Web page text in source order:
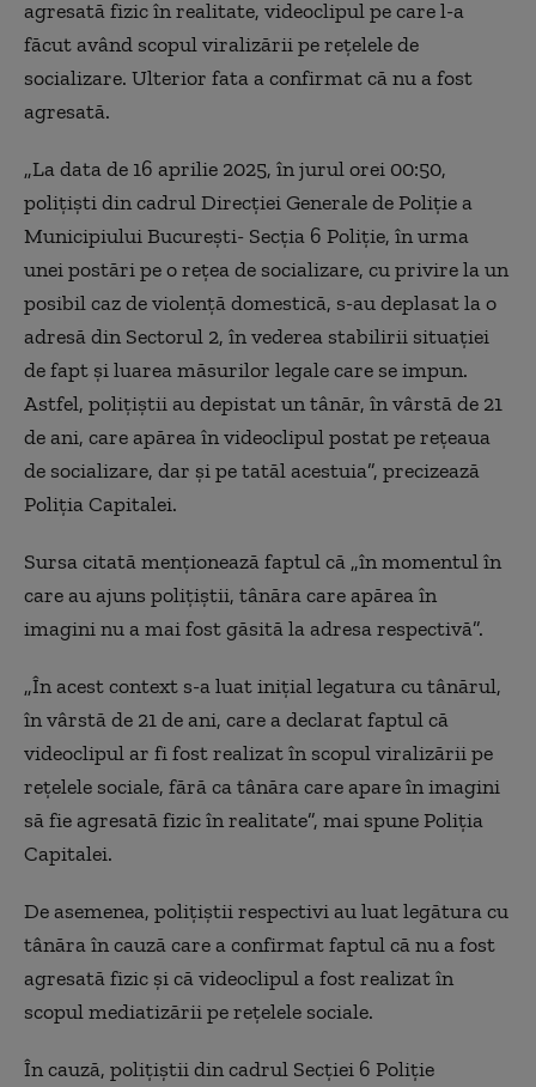
agresată fizic în realitate, videoclipul pe care l-a
făcut având scopul viralizării pe rețelele de
socializare. Ulterior fata a confirmat că nu a fost
agresată.
„La data de 16 aprilie 2025, în jurul orei 00:50,
polițiști din cadrul Direcției Generale de Poliție a
Municipiului București- Secția 6 Poliție, în urma
unei postări pe o rețea de socializare, cu privire la un
posibil caz de violență domestică, s-au deplasat la o
adresă din Sectorul 2, în vederea stabilirii situației
de fapt și luarea măsurilor legale care se impun.
Astfel, polițiștii au depistat un tânăr, în vârstă de 21
de ani, care apărea în videoclipul postat pe rețeaua
de socializare, dar și pe tatăl acestuia”, precizează
Poliția Capitalei.
Sursa citată menționează faptul că „în momentul în
care au ajuns polițiștii, tânăra care apărea în
imagini nu a mai fost găsită la adresa respectivă”.
„În acest context s-a luat inițial legatura cu tânărul,
în vârstă de 21 de ani, care a declarat faptul că
videoclipul ar fi fost realizat în scopul viralizării pe
rețelele sociale, fără ca tânăra care apare în imagini
să fie agresată fizic în realitate”, mai spune Poliția
Capitalei.
De asemenea, polițiștii respectivi au luat legătura cu
tânăra în cauză care a confirmat faptul că nu a fost
agresată fizic și că videoclipul a fost realizat în
scopul mediatizării pe rețelele sociale.
În cauză, polițiștii din cadrul Secției 6 Poliție